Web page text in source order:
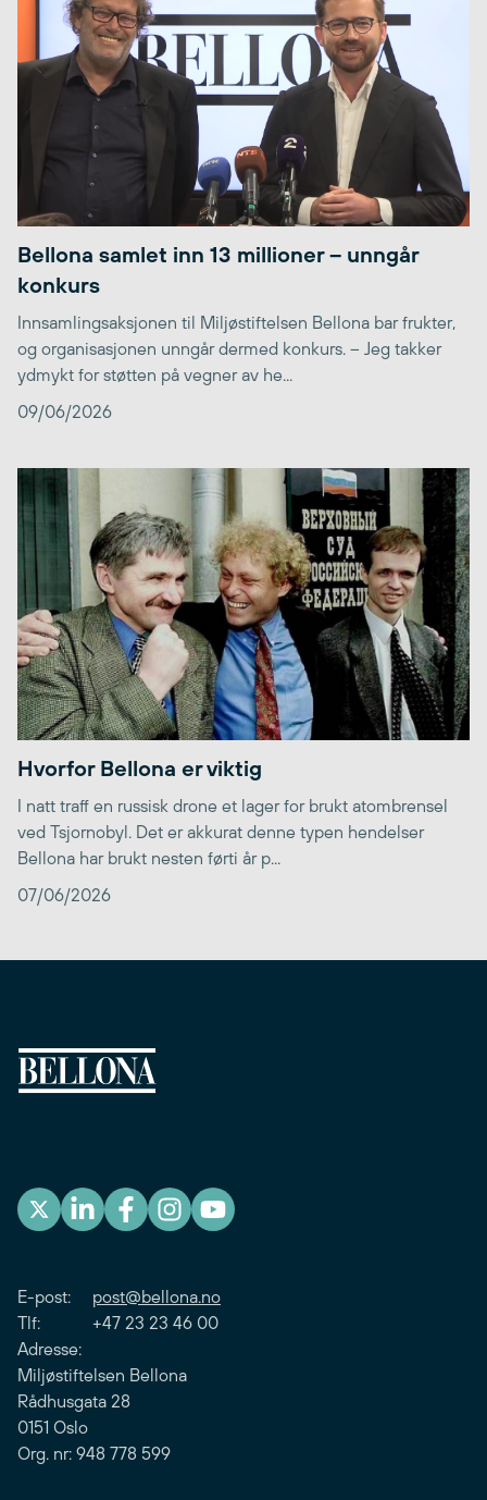
Bellona samlet inn 13 millioner – unngår
konkurs
Innsamlingsaksjonen til Miljøstiftelsen Bellona bar frukter,
og organisasjonen unngår dermed konkurs. – Jeg takker
ydmykt for støtten på vegner av he...
09/06/2026
Hvorfor Bellona er viktig
I natt traff en russisk drone et lager for brukt atombrensel
ved Tsjornobyl. Det er akkurat denne typen hendelser
Bellona har brukt nesten førti år p...
07/06/2026
E-post: post@bellona.no
Tlf: +47 23 23 46 00
Adresse:
Miljøstiftelsen Bellona
Rådhusgata 28
0151 Oslo
Org. nr: 948 778 599